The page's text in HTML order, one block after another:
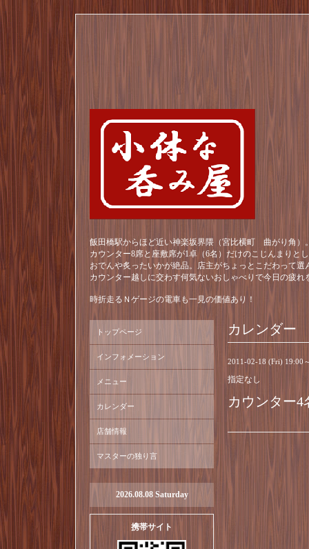
飯田橋駅からほど近い神楽坂界隈（宮比横町 曲がり角）
カウンター8席と座敷席が1卓（6名）だけのこじんまりと
おでんや炙ったいかが絶品。店主がちょっとこだわって
カウンター越しに交わす何気ないおしゃべりで今日の疲れ
時折走るＮゲージの電車も一見の価値あり！
カレンダー
2011-02-18 (Fri) 19:00
指定なし
カウンター4
トップページ
インフォメーション
メニュー
カレンダー
店舗情報
マスターの独り言
2026.08.08 Saturday
携帯サイト